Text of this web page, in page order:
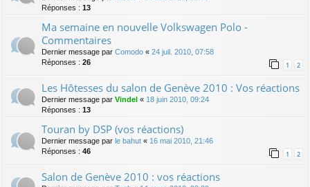
Réponses : 13
Ma semaine en nouvelle Volkswagen Polo -
Commentaires
Dernier message par Comodo « 24 juil. 2010, 07:58
Réponses : 26 1 2
Les Hôtesses du salon de Genève 2010 : Vos réactions
Dernier message par Vindel « 18 juin 2010, 09:24
Réponses : 13
Touran by DSP (vos réactions)
Dernier message par le bahut « 16 mai 2010, 21:46
Réponses : 46 1 2
Salon de Genève 2010 : vos réactions